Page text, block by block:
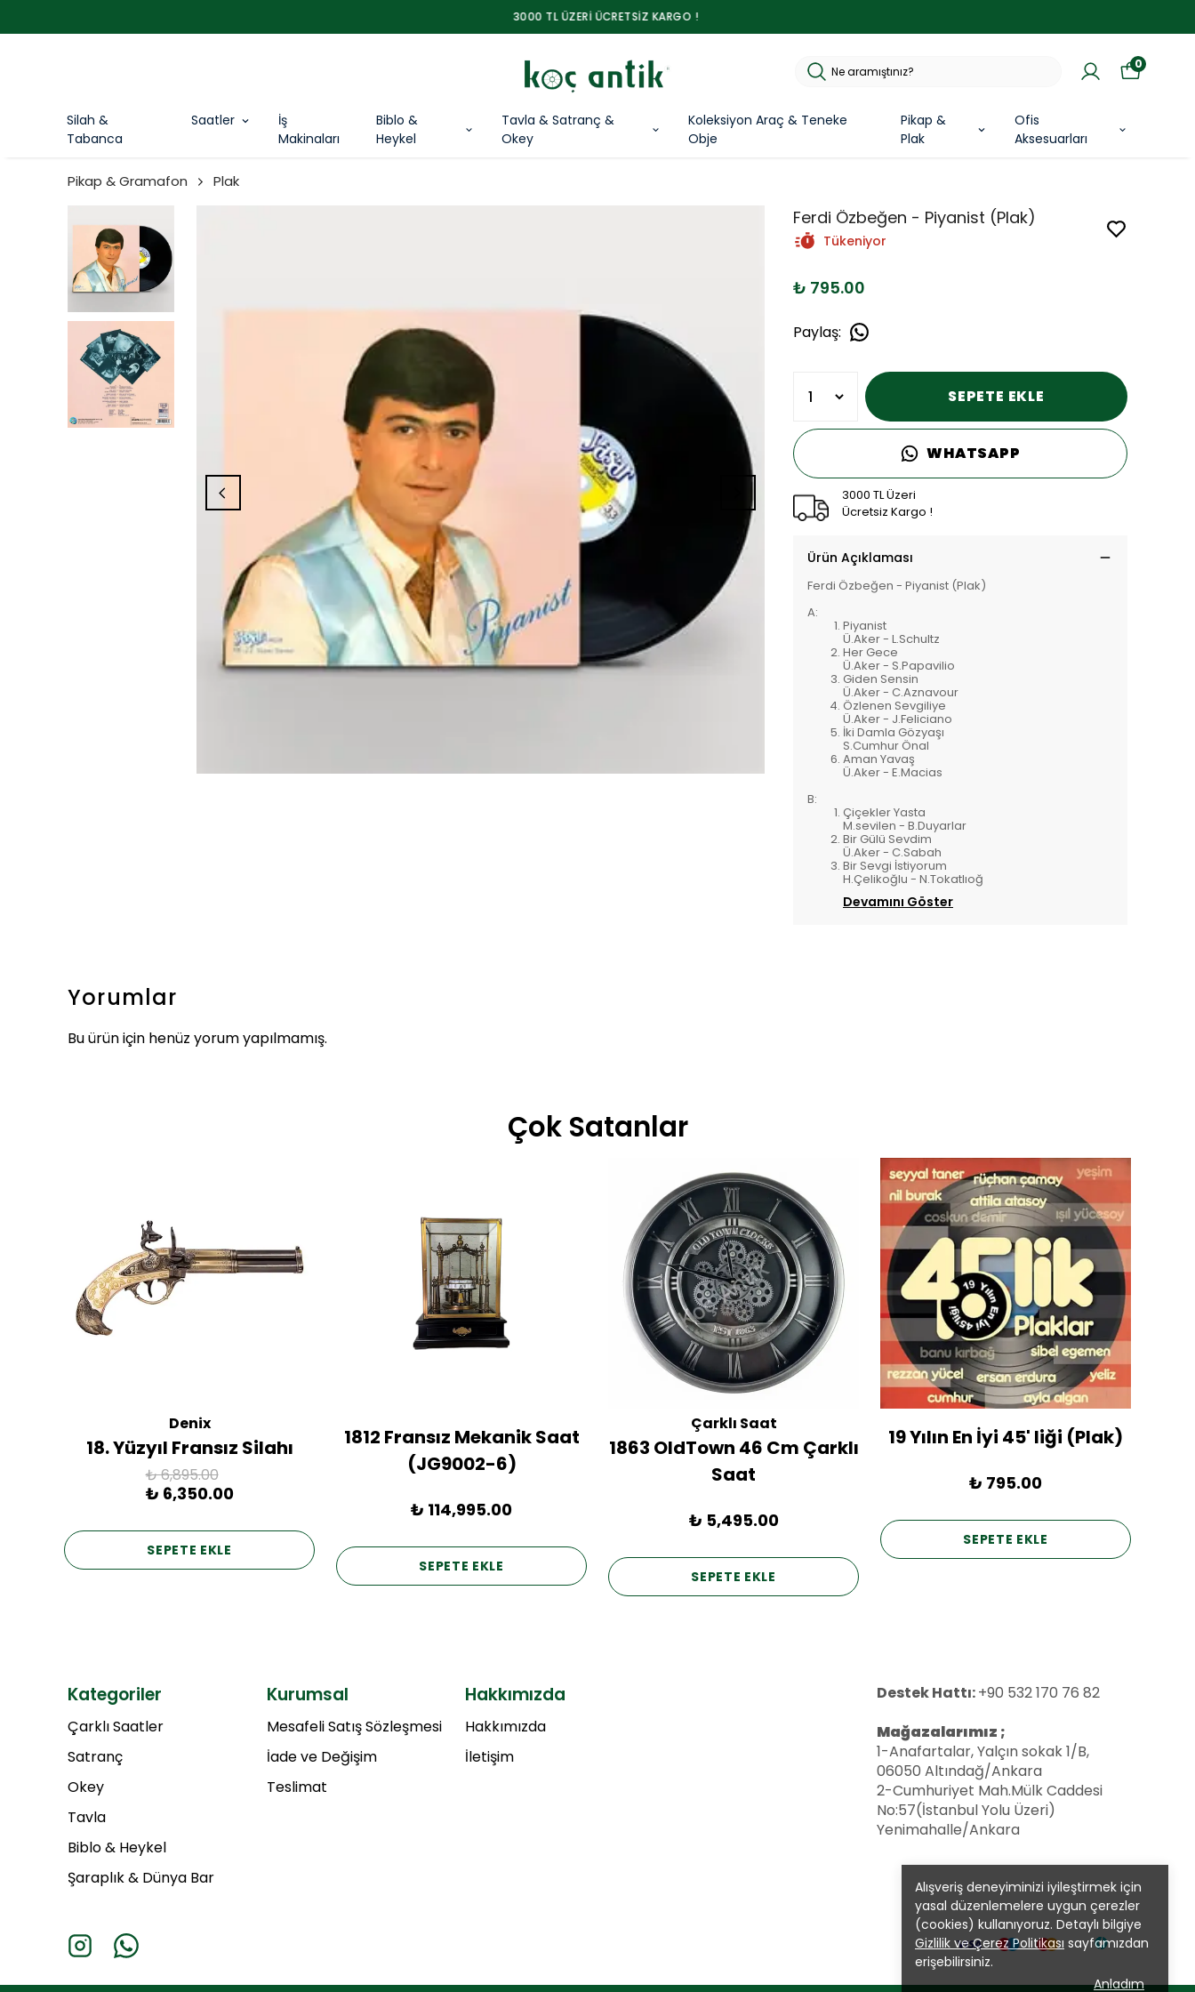
3000 TL ÜZERİ ÜCRETSİZ KARGO !
Silah &
Tabanca
Saatler
İş
Makinaları
Biblo &
Heykel
Tavla & Satranç &
Okey
Koleksiyon Araç & Teneke
Obje
Pikap &
Plak
Ofis
Aksesuarları
0
Alışveriş deneyiminizi iyileştirmek için
yasal düzenlemelere uygun çerezler
(cookies) kullanıyoruz. Detaylı bilgiye
Gizlilik ve Çerez Politikası sayfamızdan
erişebilirsiniz.
Anladım
Pikap & Gramafon Plak
Ferdi Özbeğen - Piyanist (Plak)
Tükeniyor
₺ 795.00
Paylaş:
SEPETE EKLE
WHATSAPP
3000 TL Üzeri
Ücretsiz Kargo !
Ürün Açıklaması
Ferdi Özbeğen - Piyanist (Plak)
A:
Piyanist
Ü.Aker - L.Schultz
Her Gece
Ü.Aker - S.Papavilio
Giden Sensin
Ü.Aker - C.Aznavour
Özlenen Sevgiliye
Ü.Aker - J.Feliciano
İki Damla Gözyaşı
S.Cumhur Önal
Aman Yavaş
Ü.Aker - E.Macias
B:
Çiçekler Yasta
M.sevilen - B.Duyarlar
Bir Gülü Sevdim
Ü.Aker - C.Sabah
Bir Sevgi İstiyorum
H.Çelikoğlu - N.Tokatlıoğ
Devamını Göster
Yorumlar
Bu ürün için henüz yorum yapılmamış.
Çok Satanlar
Denix
18. Yüzyıl Fransız Silahı
₺ 6,895.00
₺ 6,350.00
SEPETE EKLE
1812 Fransız Mekanik Saat
(JG9002-6)
₺ 114,995.00
SEPETE EKLE
Çarklı Saat
1863 OldTown 46 Cm Çarklı
Saat
₺ 5,495.00
SEPETE EKLE
19 Yılın En İyi 45' liği (Plak)
₺ 795.00
SEPETE EKLE
Kategoriler
Çarklı Saatler
Satranç
Okey
Tavla
Biblo & Heykel
Şaraplık & Dünya Bar
Kurumsal
Mesafeli Satış Sözleşmesi
İade ve Değişim
Teslimat
Hakkımızda
Hakkımızda
İletişim
Destek Hattı:+90 532 170 76 82
Mağazalarımız ;
1-Anafartalar, Yalçın sokak 1/B,
06050 Altındağ/Ankara
2-Cumhuriyet Mah.Mülk Caddesi
No:57(İstanbul Yolu Üzeri)
Yenimahalle/Ankara